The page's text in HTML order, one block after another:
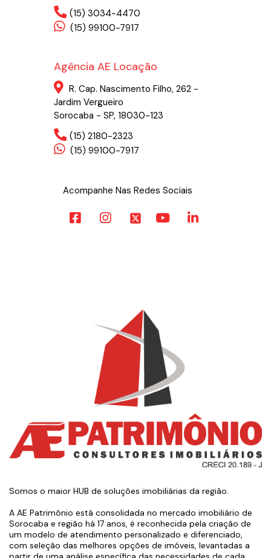
(15) 3034-4470
(15) 99100-7917
Agência AE Locação
R. Cap. Nascimento Filho, 262 -
Jardim Vergueiro
Sorocaba - SP, 18030-123
(15) 2180-2323
(15) 99100-7917
Acompanhe Nas Redes Sociais
Somos o maior HUB de soluções imobiliárias da região.
A AE Patrimônio está consolidada no mercado imobiliário de
Sorocaba e região há 17 anos, é reconhecida pela criação de
um modelo de atendimento personalizado e diferenciado,
com seleção das melhores opções de imóveis, levantadas a